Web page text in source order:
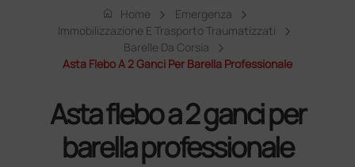
home Home
Emergenza
Immobilizzazione E Trasporto Traumatizzati
Barelle Da Corsia
Asta Flebo A 2 Ganci Per Barella Professionale
Asta flebo a 2 ganci per
barella professionale